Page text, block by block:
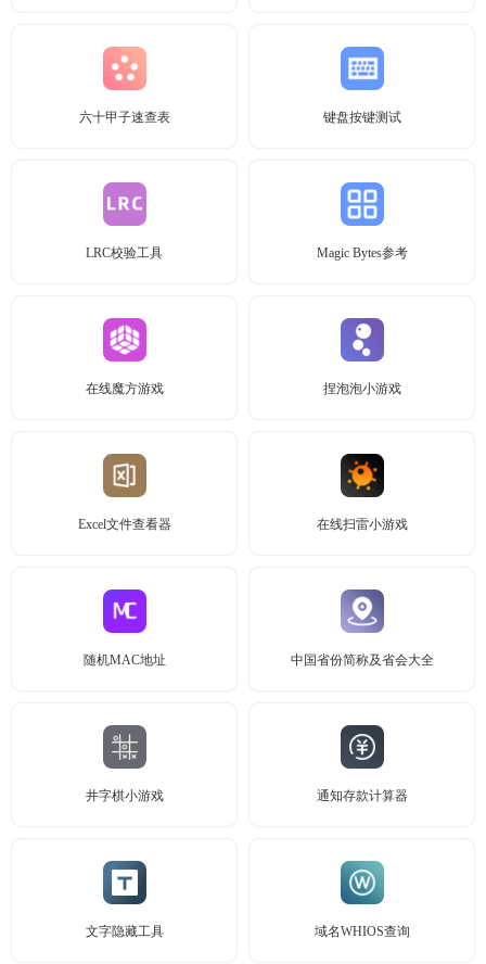
六十甲子速查表 键盘按键测试
LRC校验工具 Magic Bytes参考
在线魔方游戏 捏泡泡小游戏
Excel文件查看器 在线扫雷小游戏
随机MAC地址 中国省份简称及省会大全
井字棋小游戏 通知存款计算器
文字隐藏工具 域名WHIOS查询